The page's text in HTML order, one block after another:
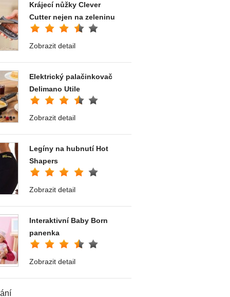
Krájecí nůžky Clever
Cutter nejen na zeleninu
Zobrazit detail
Elektrický palačinkovač
Delimano Utile
Zobrazit detail
Legíny na hubnutí Hot
Shapers
Zobrazit detail
Interaktivní Baby Born
panenka
Zobrazit detail